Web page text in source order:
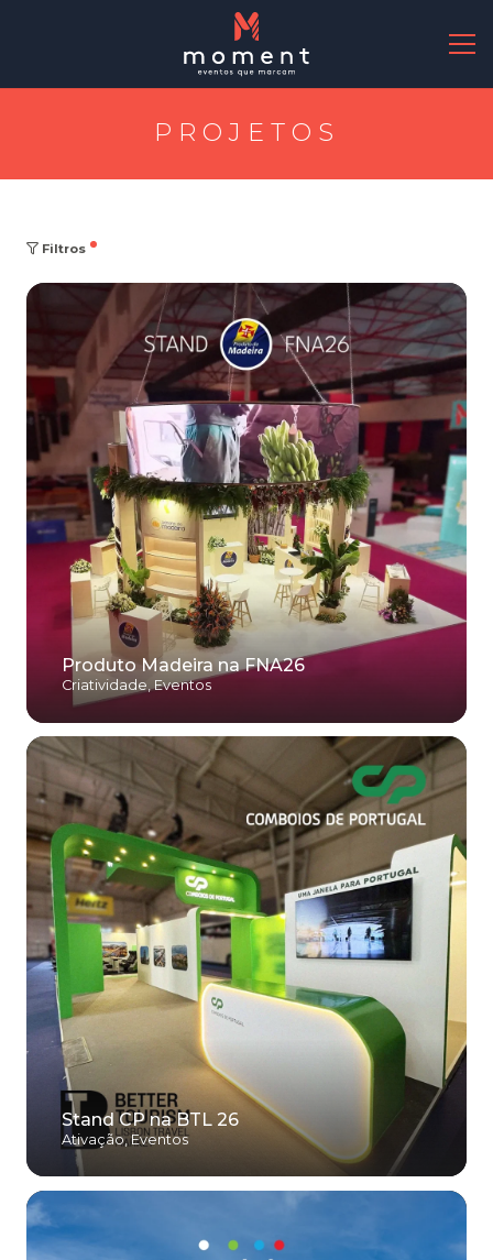
PROJETOS
Filtros
Produto Madeira na FNA26
Criatividade,Eventos
Stand CP na BTL 26
Ativação,Eventos